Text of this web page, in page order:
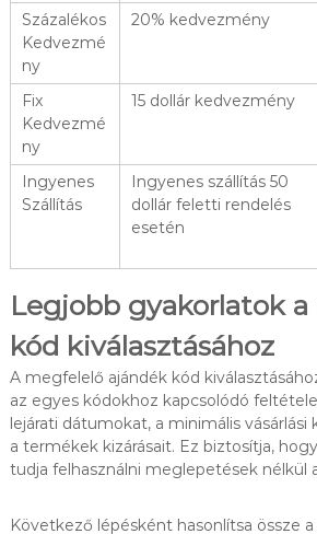
Százalékos
Kedvezmé
ny
20% kedvezmény
Fix
Kedvezmé
ny
15 dollár kedvezmény
Ingyenes
Szállítás
Ingyenes szállítás 50
dollár feletti rendelés
esetén
Legjobb gyakorlatok
kód kiválasztásához
A megfelelő ajándék kód
az egyes kódokhoz kapcsolódó
lejárati dátumokat, a minimális
a termékek kizárásait. Ez biztosítja,
tudja felhasználni meglepetések nélkül
Következő lépésként hasonlítsa össze